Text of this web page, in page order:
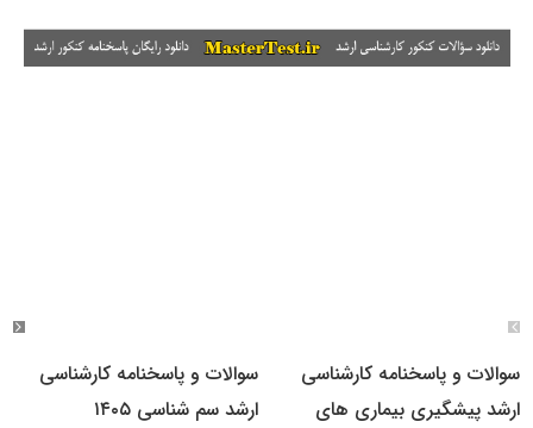
سوالات و پاسخنامه کارشناسی
ارشد پیشگیری بیماری های
سوالات و پاسخنامه کارشناسی
ارشد سم شناسی ۱۴۰۵